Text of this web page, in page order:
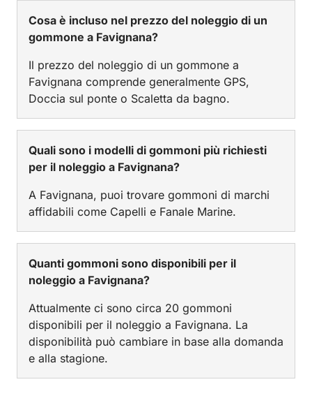
Cosa è incluso nel prezzo del noleggio di un
gommone a Favignana?
Il prezzo del noleggio di un gommone a
Favignana comprende generalmente GPS,
Doccia sul ponte o Scaletta da bagno.
Quali sono i modelli di gommoni più richiesti
per il noleggio a Favignana?
A Favignana, puoi trovare gommoni di marchi
affidabili come Capelli e Fanale Marine.
Quanti gommoni sono disponibili per il
noleggio a Favignana?
Attualmente ci sono circa 20 gommoni
disponibili per il noleggio a Favignana. La
disponibilità può cambiare in base alla domanda
e alla stagione.